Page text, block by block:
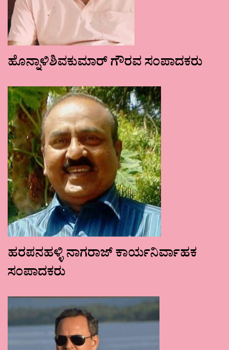
ಹೊನ್ನಾಳಿಶಿವಕುಮಾರ್ ಗೌರವ ಸಂಪಾದಕರು
ಹರಪನಹಳ್ಳಿ ನಾಗರಾಜ್ ಕಾರ್ಯನಿರ್ವಾಹಕ
ಸಂಪಾದಕರು